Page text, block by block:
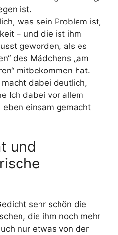
ist.
was sein Problem ist,
– und die ist ihm
geworden, als es
des Mädchens „am
mitbekommen hat.
dabei deutlich,
Ich dabei vor allem
einsam gemacht
und
sehr schön die
die ihm noch mehr
nur etwas von der